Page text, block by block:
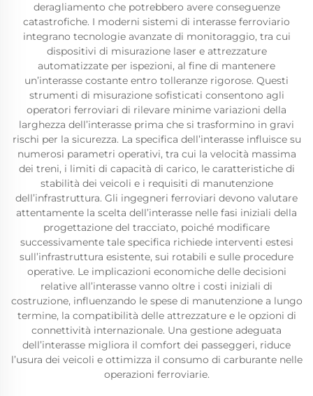
deragliamento che potrebbero avere conseguenze
catastrofiche. I moderni sistemi di interasse ferroviario
integrano tecnologie avanzate di monitoraggio, tra cui
dispositivi di misurazione laser e attrezzature
automatizzate per ispezioni, al fine di mantenere
un’interasse costante entro tolleranze rigorose. Questi
strumenti di misurazione sofisticati consentono agli
operatori ferroviari di rilevare minime variazioni della
larghezza dell’interasse prima che si trasformino in gravi
rischi per la sicurezza. La specifica dell’interasse influisce su
numerosi parametri operativi, tra cui la velocità massima
dei treni, i limiti di capacità di carico, le caratteristiche di
stabilità dei veicoli e i requisiti di manutenzione
dell’infrastruttura. Gli ingegneri ferroviari devono valutare
attentamente la scelta dell’interasse nelle fasi iniziali della
progettazione del tracciato, poiché modificare
successivamente tale specifica richiede interventi estesi
sull’infrastruttura esistente, sui rotabili e sulle procedure
operative. Le implicazioni economiche delle decisioni
relative all’interasse vanno oltre i costi iniziali di
costruzione, influenzando le spese di manutenzione a lungo
termine, la compatibilità delle attrezzature e le opzioni di
connettività internazionale. Una gestione adeguata
dell’interasse migliora il comfort dei passeggeri, riduce
l’usura dei veicoli e ottimizza il consumo di carburante nelle
operazioni ferroviarie.